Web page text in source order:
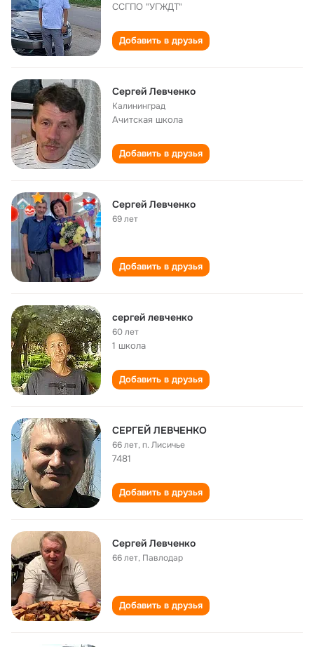
ССГПО "УГЖДТ"
Добавить в друзья
Сергей Левченко
Калининград
Ачитская школа
Добавить в друзья
Сергей Левченко
69 лет
Добавить в друзья
сергей левченко
60 лет
1 школа
Добавить в друзья
СЕРГЕЙ ЛЕВЧЕНКО
66 лет,п. Лисичье
7481
Добавить в друзья
Сергей Левченко
66 лет, Павлодар
Добавить в друзья